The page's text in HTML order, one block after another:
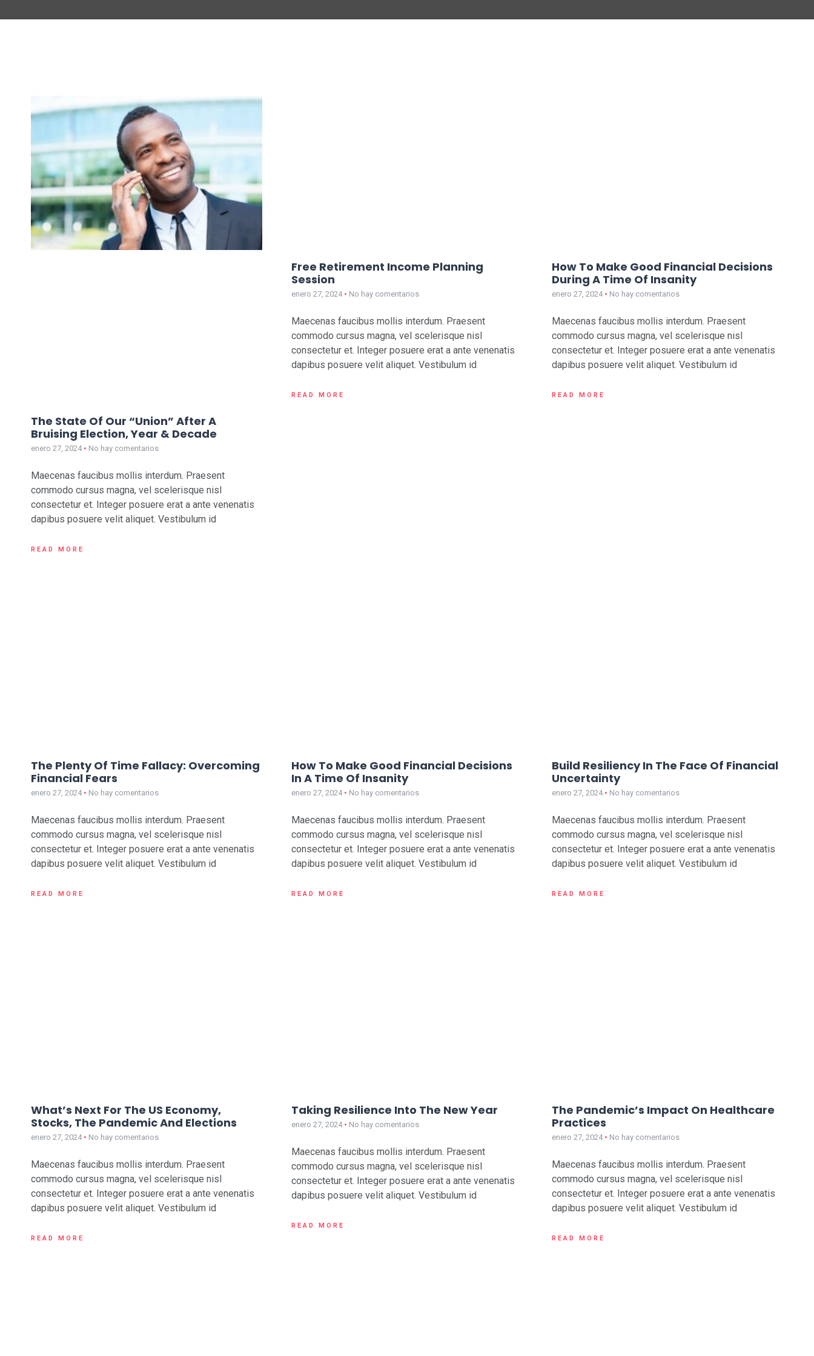
The State Of Our “Union” After A
Bruising Election, Year & Decade
enero 27, 2024 No hay comentarios
Maecenas faucibus mollis interdum. Praesent
commodo cursus magna, vel scelerisque nisl
consectetur et. Integer posuere erat a ante venenatis
dapibus posuere velit aliquet. Vestibulum id
READ MORE
Free Retirement Income Planning
Session
enero 27, 2024 No hay comentarios
Maecenas faucibus mollis interdum. Praesent
commodo cursus magna, vel scelerisque nisl
consectetur et. Integer posuere erat a ante venenatis
dapibus posuere velit aliquet. Vestibulum id
READ MORE
How To Make Good Financial Decisions
During A Time Of Insanity
enero 27, 2024 No hay comentarios
Maecenas faucibus mollis interdum. Praesent
commodo cursus magna, vel scelerisque nisl
consectetur et. Integer posuere erat a ante venenatis
dapibus posuere velit aliquet. Vestibulum id
READ MORE
The Plenty Of Time Fallacy: Overcoming
Financial Fears
enero 27, 2024 No hay comentarios
Maecenas faucibus mollis interdum. Praesent
commodo cursus magna, vel scelerisque nisl
consectetur et. Integer posuere erat a ante venenatis
dapibus posuere velit aliquet. Vestibulum id
READ MORE
How To Make Good Financial Decisions
In A Time Of Insanity
enero 27, 2024 No hay comentarios
Maecenas faucibus mollis interdum. Praesent
commodo cursus magna, vel scelerisque nisl
consectetur et. Integer posuere erat a ante venenatis
dapibus posuere velit aliquet. Vestibulum id
READ MORE
Build Resiliency In The Face Of Financial
Uncertainty
enero 27, 2024 No hay comentarios
Maecenas faucibus mollis interdum. Praesent
commodo cursus magna, vel scelerisque nisl
consectetur et. Integer posuere erat a ante venenatis
dapibus posuere velit aliquet. Vestibulum id
READ MORE
What’s Next For The US Economy,
Stocks, The Pandemic And Elections
enero 27, 2024 No hay comentarios
Maecenas faucibus mollis interdum. Praesent
commodo cursus magna, vel scelerisque nisl
consectetur et. Integer posuere erat a ante venenatis
dapibus posuere velit aliquet. Vestibulum id
READ MORE
Taking Resilience Into The New Year
enero 27, 2024 No hay comentarios
Maecenas faucibus mollis interdum. Praesent
commodo cursus magna, vel scelerisque nisl
consectetur et. Integer posuere erat a ante venenatis
dapibus posuere velit aliquet. Vestibulum id
READ MORE
The Pandemic’s Impact On Healthcare
Practices
enero 27, 2024 No hay comentarios
Maecenas faucibus mollis interdum. Praesent
commodo cursus magna, vel scelerisque nisl
consectetur et. Integer posuere erat a ante venenatis
dapibus posuere velit aliquet. Vestibulum id
READ MORE